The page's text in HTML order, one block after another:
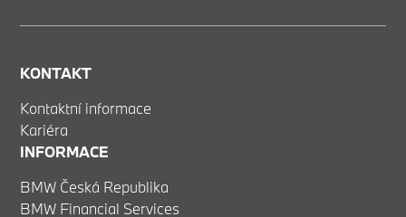
KONTAKT
Kontaktní informace
Kariéra
INFORMACE
BMW Česká Republika
BMW Financial Services